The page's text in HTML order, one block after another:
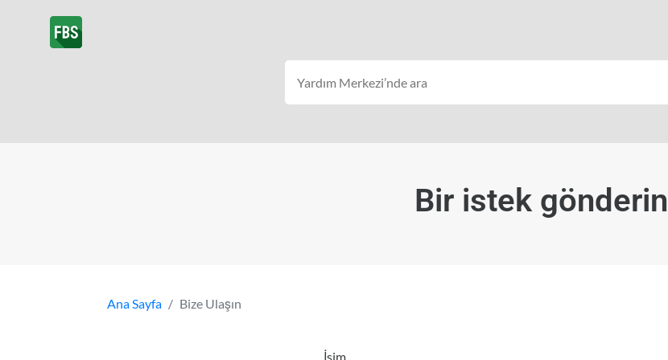
Bir istek gönderin
Ana Sayfa Bize Ulaşın
İsim